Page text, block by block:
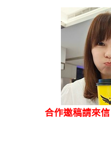
合作邀稿請來信